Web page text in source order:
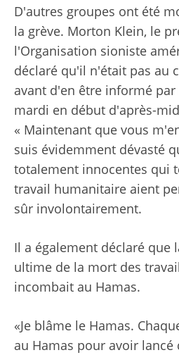
D'autres groupes ont été
la grève. Morton Klein, le
l'Organisation sioniste
déclaré qu'il n'était pas au
avant d'en être informé par
mardi en début d'après-
« Maintenant que vous
suis évidemment dévasté
totalement innocentes qui
travail humanitaire aient
sûr involontairement.
Il a également déclaré que
ultime de la mort des
incombait au Hamas.
«Je blâme le Hamas.
au Hamas pour avoir lancé